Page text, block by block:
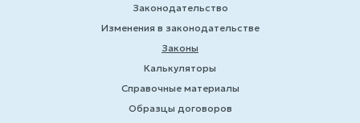
Законодательство
Изменения в законодательстве
Законы
Калькуляторы
Справочные материалы
Образцы договоров